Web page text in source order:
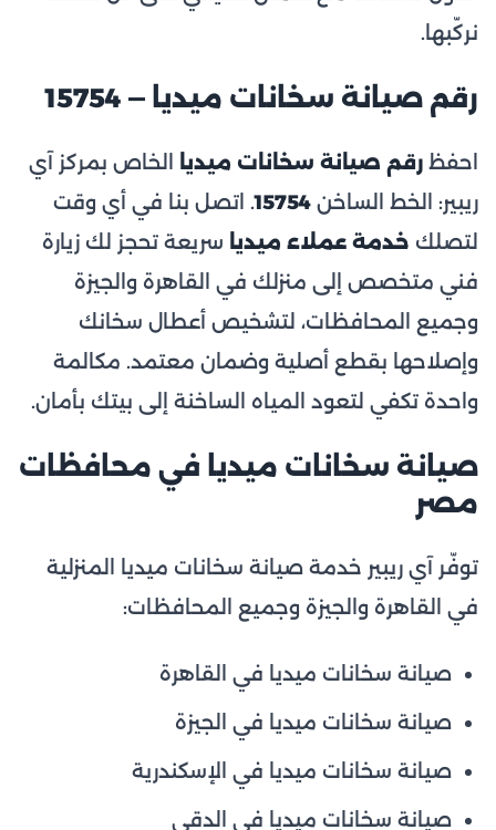
نركّبها.
رقم صيانة سخانات ميديا — 15754
احفظ رقم صيانة سخانات ميديا
الخاص بمركز آي
ريبير: الخط الساخن 15754. اتصل بنا في أي وقت
لتصلك خدمة عملاء ميديا سريعة تحجز لك زيارة
فني متخصص إلى منزلك في القاهرة والجيزة
وجميع المحافظات، لتشخيص أعطال سخانك
وإصلاحها بقطع أصلية وضمان معتمد. مكالمة
واحدة تكفي لتعود المياه الساخنة إلى بيتك بأمان.
صيانة سخانات ميديا في محافظات
مصر
توفّر آي ريبير خدمة صيانة سخانات ميديا المنزلية
في القاهرة والجيزة وجميع المحافظات:
صيانة سخانات ميديا في القاهرة
صيانة سخانات ميديا في الجيزة
صيانة سخانات ميديا في الإسكندرية
صيانة سخانات ميديا في الدقي